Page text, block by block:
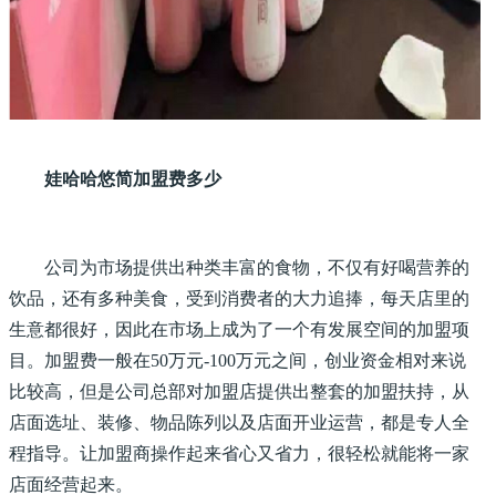
娃哈哈悠简加盟费多少
公司为市场提供出种类丰富的食物，不仅有好喝营养的
饮品，还有多种美食，受到消费者的大力追捧，每天店里的
生意都很好，因此在市场上成为了一个有发展空间的加盟项
目。加盟费一般在50万元-100万元之间，创业资金相对来说
比较高，但是公司总部对加盟店提供出整套的加盟扶持，从
店面选址、装修、物品陈列以及店面开业运营，都是专人全
程指导。让加盟商操作起来省心又省力，很轻松就能将一家
店面经营起来。